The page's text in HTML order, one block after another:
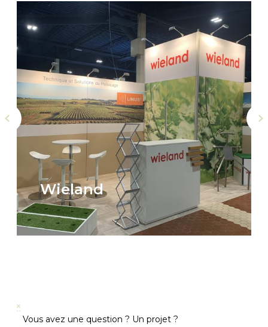
Wieland
Vous avez une question ? Un projet ?